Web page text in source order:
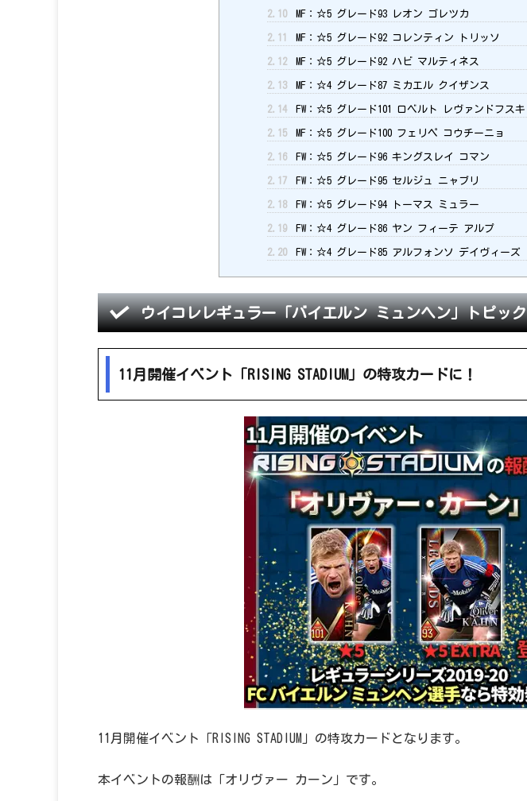
2.10 MF：☆5 グレード93 レオン ゴレツカ
2.11 MF：☆5 グレード92 コレンティン トリッソ
2.12 MF：☆5 グレード92 ハビ マルティネス
2.13 MF：☆4 グレード87 ミカエル クイザンス
2.14 FW：☆5 グレード101 ロベルト レヴァンドフスキ
2.15 MF：☆5 グレード100 フェリペ コウチーニョ
2.16 FW：☆5 グレード96 キングスレイ コマン
2.17 FW：☆5 グレード95 セルジュ ニャブリ
2.18 FW：☆5 グレード94 トーマス ミュラー
2.19 FW：☆4 グレード86 ヤン フィーテ アルプ
2.20 FW：☆4 グレード85 アルフォンソ デイヴィーズ
ウイコレレギュラー「バイエルン ミュンヘン」トピック
11月開催イベント「RISING STADIUM」の特攻カードに！
11月開催イベント「RISING STADIUM」の特攻カードとなります。
本イベントの報酬は「オリヴァー カーン」です。